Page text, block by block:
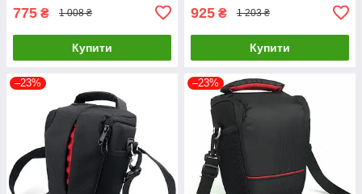
775 ₴ 1 008 ₴
Купити
925 ₴ 1 203 ₴
Купити
–23% –23%